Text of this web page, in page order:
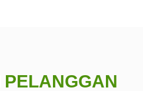
PELANGGAN